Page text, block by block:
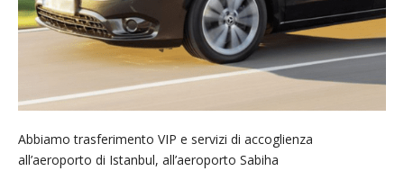
Abbiamo trasferimento VIP e servizi di accoglienza
all’aeroporto di Istanbul, all’aeroporto Sabiha